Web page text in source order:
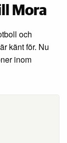
Mora
och
känt för. Nu
inom